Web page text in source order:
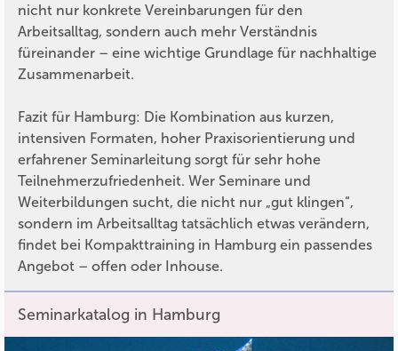
nicht nur konkrete Vereinbarungen für den
Arbeitsalltag, sondern auch mehr Verständnis
füreinander – eine wichtige Grundlage für nachhaltige
Zusammenarbeit.
Fazit für Hamburg: Die Kombination aus kurzen,
intensiven Formaten, hoher Praxisorientierung und
erfahrener Seminarleitung sorgt für sehr hohe
Teilnehmerzufriedenheit. Wer Seminare und
Weiterbildungen sucht, die nicht nur „gut klingen“,
sondern im Arbeitsalltag tatsächlich etwas verändern,
findet bei Kompakttraining in Hamburg ein passendes
Angebot – offen oder Inhouse.
Seminarkatalog in Hamburg